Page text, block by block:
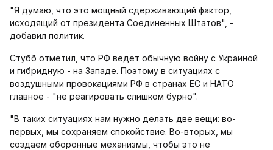
"Я думаю, что это мощный сдерживающий фактор,
исходящий от президента Соединенных Штатов", -
добавил политик.
Стубб отметил, что РФ ведет обычную войну с Украиной
и гибридную - на Западе. Поэтому в ситуациях с
воздушными провокациями РФ в странах ЕС и НАТО
главное - "не реагировать слишком бурно".
"В таких ситуациях нам нужно делать две вещи: во-
первых, мы сохраняем спокойствие. Во-вторых, мы
создаем оборонные механизмы, чтобы это не